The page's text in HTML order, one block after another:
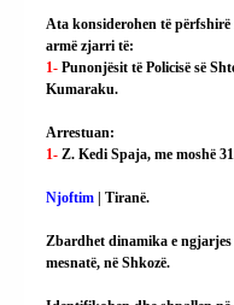
Ata konsiderohen të përfshirë
armë zjarri të:
1- Punonjësit të Policisë së
Kumaraku.
Arrestuan:
1- Z. Kedi Spaja, me moshë
Njoftim | Tiranë.
Zbardhet dinamika e
mesnatë, në Shkozë.